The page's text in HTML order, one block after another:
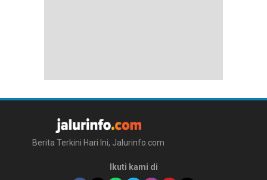
Berita Terkini Hari Ini, Jalurinfo.com
Ikuti kami di